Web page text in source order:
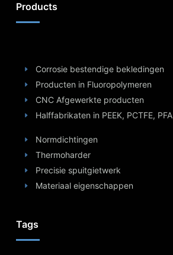
Products
Corrosie bestendige bekledingen
Producten in Fluoropolymeren
CNC Afgewerkte producten
Halffabrikaten in PEEK, PCTFE, PFA
Normdichtingen
Thermoharder
Precisie spuitgietwerk
Materiaal eigenschappen
Tags